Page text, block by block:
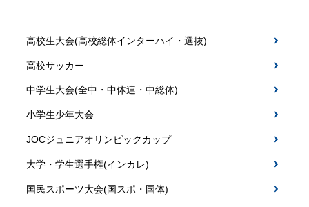
高校生大会(高校総体インターハイ・選抜)
高校サッカー
中学生大会(全中・中体連・中総体)
小学生少年大会
JOCジュニアオリンピックカップ
大学・学生選手権(インカレ)
国民スポーツ大会(国スポ・国体)